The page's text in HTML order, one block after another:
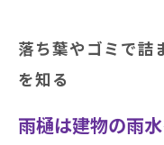
落ち葉やゴミで詰
を知る
雨樋は建物の雨